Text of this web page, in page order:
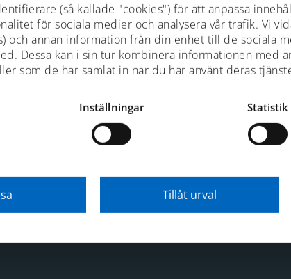
(så kallade "cookies") för att anpassa
för sociala medier och analysera vår trafik. Vi
och annan information från din enhet till de sociala
Dessa kan i sin tur kombinera informationen med
som de har samlat in när du har använt deras
Inställningar Statistik
Tillåt urval
drift